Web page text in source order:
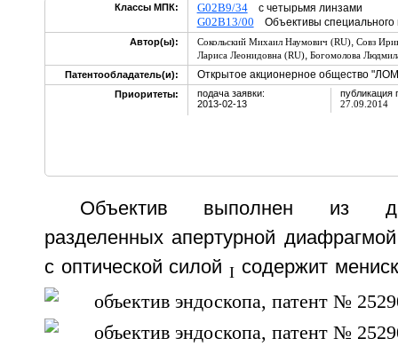
Классы МПК: G02B9/34с четырьмя линзами
G02B13/00 Объективы специального
Автор(ы): Сокольский Михаил Наумович (RU), Совз
Лариса Леонидовна (RU), Богомолова
Патентообладатель(и):
Открытое акционерное общество
Приоритеты:
подача заявки:
2013-02-13
публикация
27.09.2014
Объектив выполнен из
разделенных апертурной
с оптической силойI содержит